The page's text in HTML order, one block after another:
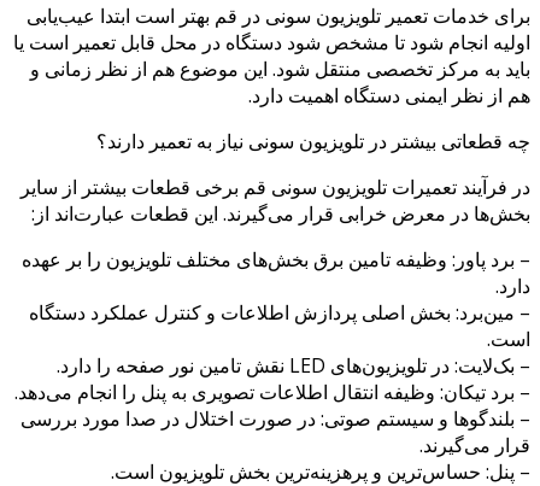
برای خدمات تعمیر تلویزیون سونی در قم بهتر است ابتدا عیب‌یابی
اولیه انجام شود تا مشخص شود دستگاه در محل قابل تعمیر است یا
باید به مرکز تخصصی منتقل شود. این موضوع هم از نظر زمانی و
هم از نظر ایمنی دستگاه اهمیت دارد.
چه قطعاتی بیشتر در تلویزیون سونی نیاز به تعمیر دارند؟
در فرآیند تعمیرات تلویزیون سونی قم برخی قطعات بیشتر از سایر
بخش‌ها در معرض خرابی قرار می‌گیرند. این قطعات عبارت‌اند از:
– برد پاور: وظیفه تامین برق بخش‌های مختلف تلویزیون را بر عهده
دارد.
– مین‌برد: بخش اصلی پردازش اطلاعات و کنترل عملکرد دستگاه
است.
– بک‌لایت: در تلویزیون‌های LED نقش تامین نور صفحه را دارد.
– برد تیکان: وظیفه انتقال اطلاعات تصویری به پنل را انجام می‌دهد.
– بلندگوها و سیستم صوتی: در صورت اختلال در صدا مورد بررسی
قرار می‌گیرند.
– پنل: حساس‌ترین و پرهزینه‌ترین بخش تلویزیون است.